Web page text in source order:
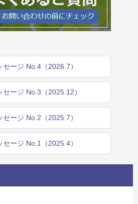
ージ No.4（2026.7）
ージ No.3（2025.12）
ージ No.2（2025.7）
ージ No.1（2025.4）